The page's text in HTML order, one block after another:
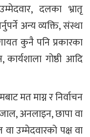
दलका भ्रातृ
अन्य व्यक्ति, संस्था
कुनै पनि प्रकारका
गोष्ठी आदि
मत माग्न र निर्वाचन
अनलाइन, छापा वा
उम्मेदवारको पक्ष वा